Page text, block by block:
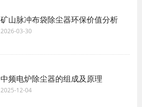
矿山脉冲布袋除尘器环保价值分析
2026-03-30
中频电炉除尘器的组成及原理
2025-12-04